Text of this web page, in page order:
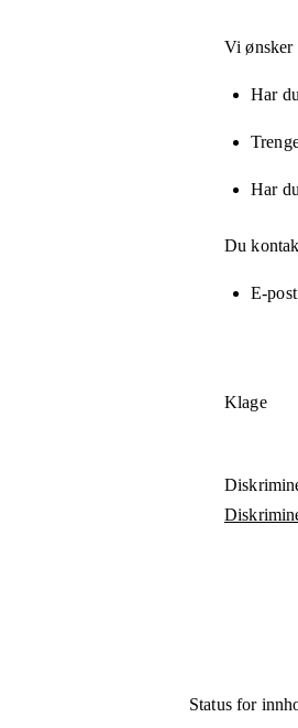
Vi ønsker
Har
Har
Du
E-post
Klage
Status for